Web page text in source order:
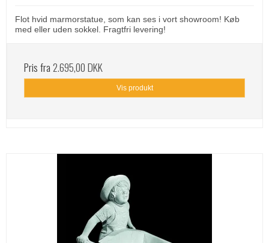
Flot hvid marmorstatue, som kan ses i vort showroom! Køb
med eller uden sokkel. Fragtfri levering!
Pris fra2.695,00 DKK
Vis produkt